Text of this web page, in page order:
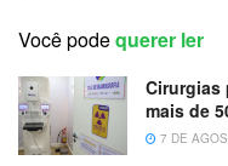
Você podequerer ler
Cirurgias
mais de
7 DE